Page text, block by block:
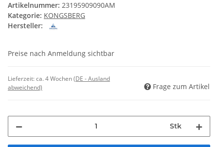
Artikelnummer: 23195909090AM
Kategorie: KONGSBERG
Hersteller:
Preise nach Anmeldung sichtbar
Lieferzeit:ca. 4 Wochen(DE - Ausland
abweichend)
Frage zum Artikel
Stk